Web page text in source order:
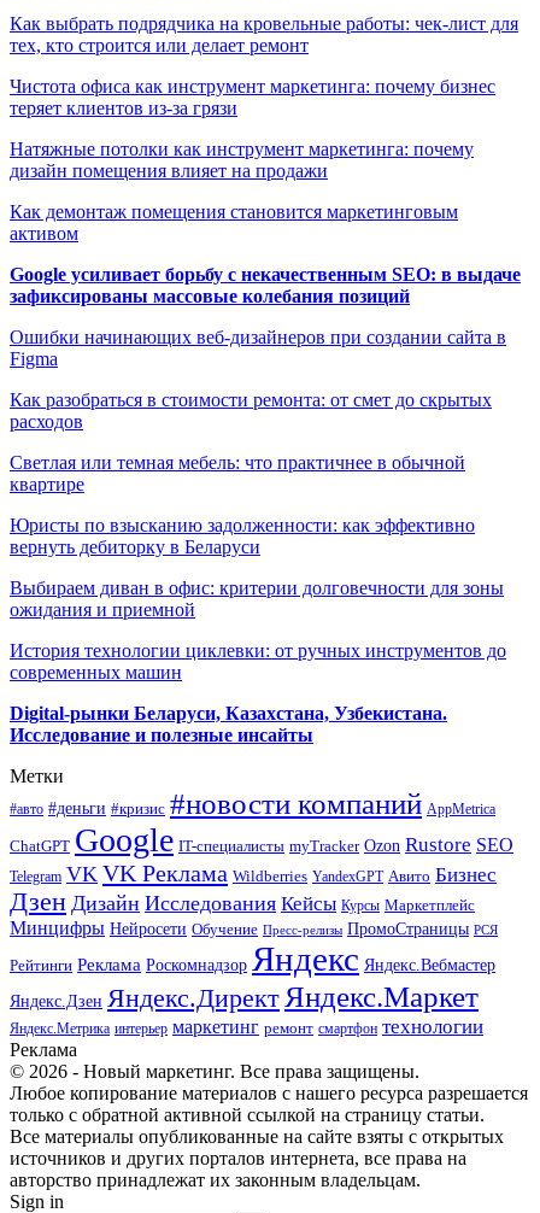
Как выбрать подрядчика на кровельные работы: чек-лист для
тех, кто строится или делает ремонт
Чистота офиса как инструмент маркетинга: почему бизнес
теряет клиентов из-за грязи
Натяжные потолки как инструмент маркетинга: почему
дизайн помещения влияет на продажи
Как демонтаж помещения становится маркетинговым
активом
Google усиливает борьбу с некачественным SEO: в выдаче
зафиксированы массовые колебания позиций
Ошибки начинающих веб-дизайнеров при создании сайта в
Figma
Как разобраться в стоимости ремонта: от смет до скрытых
расходов
Светлая или темная мебель: что практичнее в обычной
квартире
Юристы по взысканию задолженности: как эффективно
вернуть дебиторку в Беларуси
Выбираем диван в офис: критерии долговечности для зоны
ожидания и приемной
История технологии циклевки: от ручных инструментов до
современных машин
Digital-рынки Беларуси, Казахстана, Узбекистана.
Исследование и полезные инсайты
Метки
#авто #деньги #кризис #новости компаний AppMetrica
ChatGPT Google IT-специалисты myTracker Ozon Rustore SEO
Telegram VK VK Реклама Wildberries YandexGPT Авито Бизнес
Дзен Дизайн Исследования Кейсы Курсы Маркетплейс
Минцифры Нейросети Обучение Пресс-релизы ПромоСтраницы РСЯ
Рейтинги Реклама Роскомнадзор Яндекс Яндекс.Вебмастер
Яндекс.Дзен Яндекс.ДиректЯндекс.Маркет
Яндекс.Метрика интерьер маркетинг ремонт смартфон технологии
Реклама
© 2026 - Новый маркетинг. Все права защищены.
Любое копирование материалов с нашего ресурса разрешается
только с обратной активной ссылкой на страницу статьи.
Все материалы опубликованные на сайте взяты с открытых
источников и других порталов интернета, все права на
авторство принадлежат их законным владельцам.
Sign in